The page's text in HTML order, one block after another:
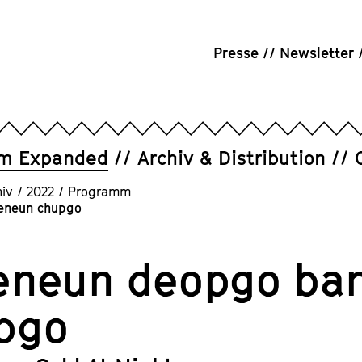
Presse Newsletter
Expanded Archiv & Distribution
/ 2022 / Programm
chupgo
deopgo